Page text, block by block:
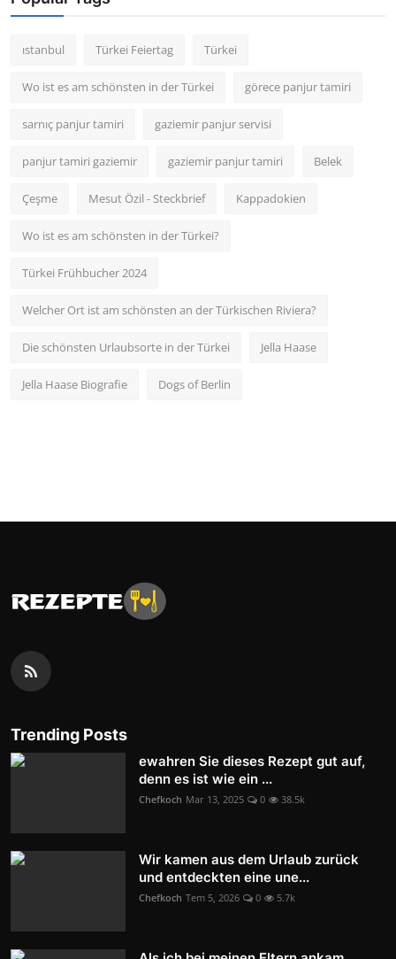
ıstanbul Türkei Feiertag Türkei
Wo ist es am schönsten in der Türkei görece panjur tamiri
sarnıç panjur tamiri gaziemir panjur servisi
panjur tamiri gaziemir gaziemir panjur tamiri Belek
Çeşme Mesut Özil - Steckbrief Kappadokien
Wo ist es am schönsten in der Türkei?
Türkei Frühbucher 2024
Welcher Ort ist am schönsten an der Türkischen Riviera?
Die schönsten Urlaubsorte in der Türkei Jella Haase
Jella Haase Biografie Dogs of Berlin
Trending Posts
ewahren Sie dieses Rezept gut auf,
denn es ist wie ein ...
Chefkoch Mar 13, 2025 0 38.5k
Wir kamen aus dem Urlaub zurück
und entdeckten eine une...
Chefkoch Tem 5, 2026 0 5.7k